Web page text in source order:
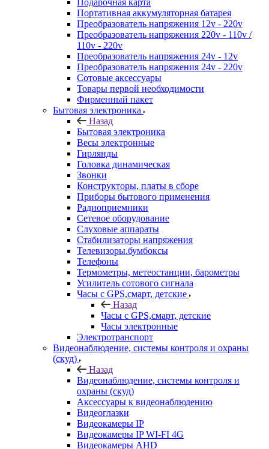
Подарочная карта
Портативная аккумуляторная батарея
Преобразователь напряжения 12v - 220v
Преобразователь напряжения 220v - 110v /
110v - 220v
Преобразователь напряжения 24v - 12v
Преобразователь напряжения 24v - 220v
Сотовые аксессуары
Товары первой необходимости
Фирменный пакет
Бытовая электроника
Назад
Бытовая электроника
Весы электронные
Гирлянды
Головка динамическая
Звонки
Конструкторы, платы в сборе
Приборы бытового применения
Радиоприемники
Сетевое оборудование
Слуховые аппараты
Стабилизаторы напряжения
Телевизоры.бумбоксы
Телефоны
Термометры, метеостанции, барометры
Усилитель сотового сигнала
Часы с GPS,смарт, детские
Назад
Часы с GPS,смарт, детские
Часы электронные
Электротранспорт
Видеонаблюдение, системы контроля и охраны
(скуд)
Назад
Видеонаблюдение, системы контроля и
охраны (скуд)
Аксессуары к видеонаблюдению
Видеоглазки
Видеокамеры IP
Видеокамеры IP WI-FI 4G
Видеокамеры AHD